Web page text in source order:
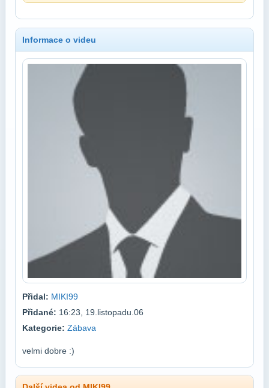
Informace o videu
Přidal: MIKI99
Přidané: 16:23, 19.listopadu.06
Kategorie: Zábava
velmi dobre :)